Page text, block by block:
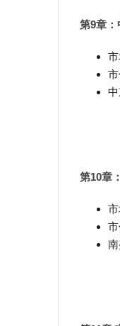
第9章：
第10章